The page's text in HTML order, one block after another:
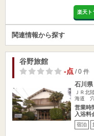
楽天ト
関連情報から探す
谷野旅館
-点/ 0 件
石川
ＪＲ北
海道 穴
営業時
入浴料
宿泊